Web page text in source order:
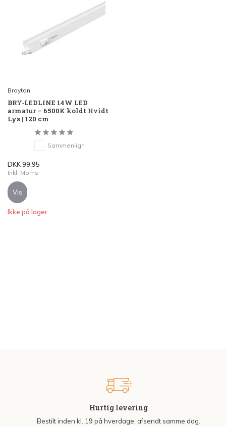
Brayton
BRY‑LEDLINE 14W LED
armatur – 6500K koldt Hvidt
Lys | 120 cm
Sammenlign
DKK 99,95
Inkl. Moms
Vis
Ikke på lager
Hurtig levering
Bestilt inden kl. 19 på hverdage, afsendt samme dag.